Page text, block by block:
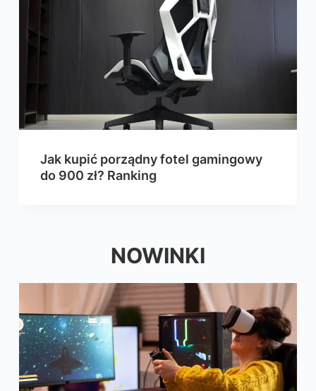
Jak kupić porządny fotel gamingowy
do 900 zł? Ranking
NOWINKI